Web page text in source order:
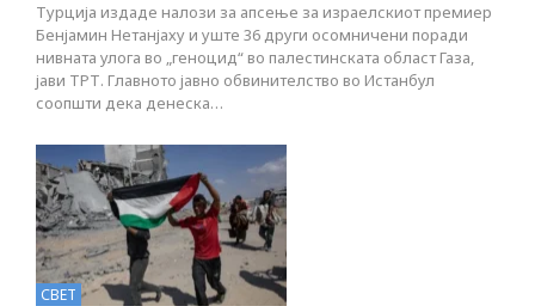
Турција издаде налози за апсење за израелскиот премиер
Бенјамин Нетанјаху и уште 36 други осомничени поради
нивната улога во „геноцид“ во палестинската област Газа,
јави ТРТ. Главното јавно обвинителство во Истанбул
соопшти дека денеска…
СВЕТ